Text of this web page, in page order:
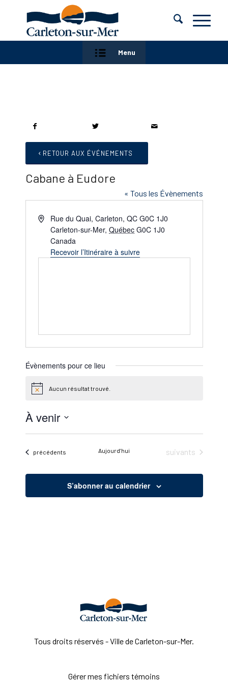
Menu
RETOUR AUX ÉVÉNEMENTS
Cabane à Eudore
« Tous les Évènements
AdresseRue du Quai, Carleton, QC G0C 1J0
Carleton-sur-Mer, Québec G0C 1J0
Canada
Recevoir l’Itinéraire à suivre
Évènements pour ce lieu
NoticeAucun résultat trouvé.
À venir
Sélectionnez
date.
Évènements
précédents Aujourd’hui Évènements
suivants
S’abonner au calendrier
Tous droits réservés - Ville de Carleton-sur-Mer.
Gérer mes fichiers témoins